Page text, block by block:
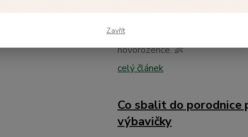
Nevíte, jakou velikost
tabulku velikostí oblečení pro
novorozence. 👶
celý článek
Co sbalit do porodnice
výbavičky
Zavřít